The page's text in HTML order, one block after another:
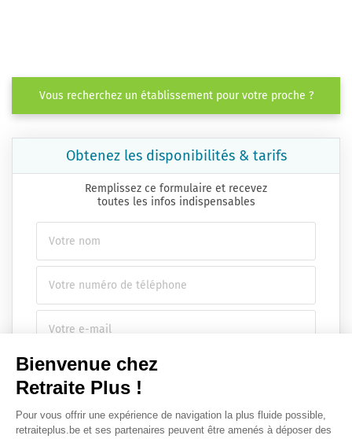
Vous recherchez un établissement pour votre proche ?
Obtenez les disponibilités & tarifs
Remplissez ce formulaire et recevez
toutes les infos indispensables
Envoyer ma demande
Nous vous infsdgsormons de l'existence de la liste d'opposition
au démarchage téléphonique.